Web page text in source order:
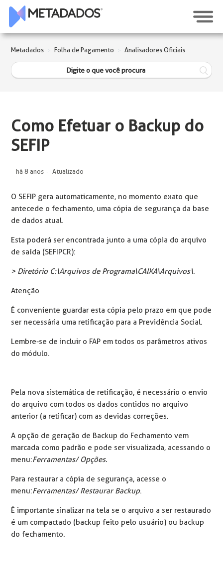
Metadados Folha de Pagamento Analisadores Oficiais
Como Efetuar o Backup do
SEFIP
há 8 anos Atualizado
O SEFIP gera automaticamente, no momento exato que
antecede o fechamento, uma cópia de segurança da base
de dados atual.
Esta poderá ser encontrada junto a uma cópia do arquivo
de saída (SEFIPCR):
> Diretório C:\Arquivos de Programa\CAIXA\Arquivos\.
Atenção
É conveniente guardar esta cópia pelo prazo em que pode
ser necessária uma retificação para a Previdência Social.
Lembre-se de incluir o FAP em todos os parâmetros ativos
do módulo.
Pela nova sistemática de retificação, é necessário o envio
do arquivo com todos os dados contidos no arquivo
anterior (a retificar) com as devidas correções.
A opção de geração de Backup do Fechamento vem
marcada como padrão e pode ser visualizada, acessando o
menu:Ferramentas/ Opções.
Para restaurar a cópia de segurança, acesse o
menu:Ferramentas/ Restaurar Backup.
É importante sinalizar na tela se o arquivo a ser restaurado
é um compactado (backup feito pelo usuário) ou backup
do fechamento.